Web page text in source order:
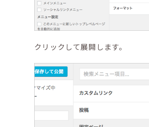
クリックして展開します。